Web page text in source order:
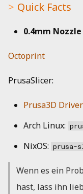
Quick Facts
0.4mm Nozzle
Octoprint
PrusaSlicer:
Prusa3D
Arch Linux:
NixOS: prusa-
Wenn es ein
hast, lass ihn